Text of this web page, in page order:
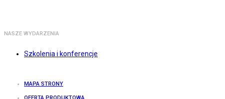
NASZE WYDARZENIA
Szkolenia i konferencje
MAPA STRONY